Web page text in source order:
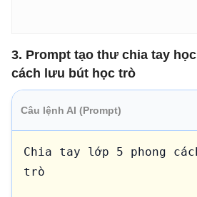
3. Prompt tạo thư chia tay
cách lưu bút học trò
Câu lệnh AI (Prompt)
Chia tay lớp 5 phong
trò